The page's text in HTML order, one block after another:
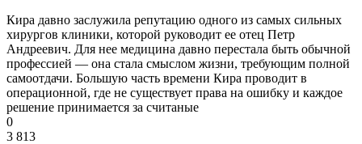
Кира давно заслужила репутацию одного из самых сильных
хирургов клиники, которой руководит ее отец Петр
Андреевич. Для нее медицина давно перестала быть обычной
профессией — она стала смыслом жизни, требующим полной
самоотдачи. Большую часть времени Кира проводит в
операционной, где не существует права на ошибку и каждое
решение принимается за считаные
0
3 813